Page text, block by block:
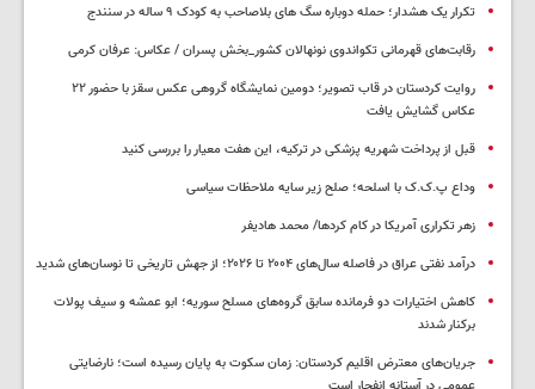
تکرار یک هشدار؛ حمله دوباره سگ های بلاصاحب به کودک ۹ ساله در سنندج
رقابت‌های قهرمانی تکواندوی نونهالان کشور_بخش پسران / عکاس: عرفان کرمی
روایت کردستان در قاب تصویر؛ دومین نمایشگاه گروهی عکس سقز با حضور ۲۲
عکاس گشایش یافت
قبل از پرداخت شهریه پزشکی در ترکیه، این هفت معیار را بررسی کنید
وداع پ.ک.ک با اسلحه؛ صلح زیر سایه ملاحظات سیاسی
زهر تکراری آمریکا در کام کردها/ محمد هادیفر
درآمد نفتی عراق در فاصله سال‌های ۲۰۰۴ تا ۲۰۲۶؛ از جهش تاریخی تا نوسان‌های شدید
کاهش اختیارات دو فرمانده سابق گروه‌های مسلح سوریه؛ ابو عمشه و سیف پولات
برکنار شدند
جریان‌های معترض اقلیم کردستان: زمان سکوت به پایان رسیده است؛ نارضایتی